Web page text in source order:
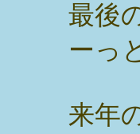
最後
ーっ
来年